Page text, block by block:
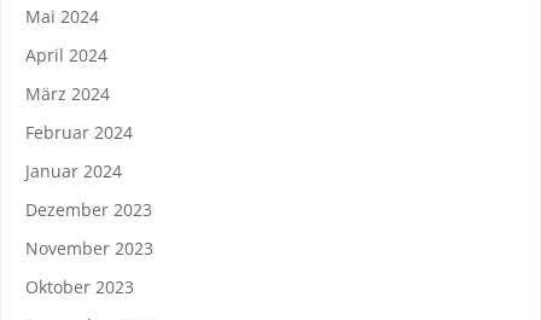
Mai 2024
April 2024
März 2024
Februar 2024
Januar 2024
Dezember 2023
November 2023
Oktober 2023